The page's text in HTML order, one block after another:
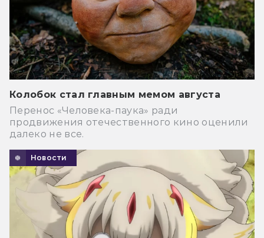
Колобок стал главным мемом августа
Перенос «Человека-паука» ради
продвижения отечественного кино оценили
далеко не все.
Новости